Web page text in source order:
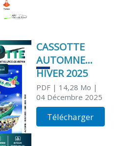
CASSOTTE
AUTOMNE
HIVER 2025
PDF| 14,28 Mo |
04 Décembre 2025
Télécharger